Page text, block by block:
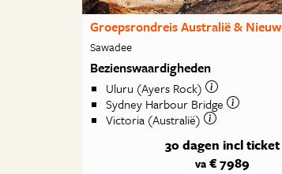
Groepsrondreis Australië &
Sawadee
Bezienswaardigheden
Uluru (Ayers Rock)
Sydney Harbour Bridge
Victoria (Australië)
30 dagen incl ticket
va € 7989